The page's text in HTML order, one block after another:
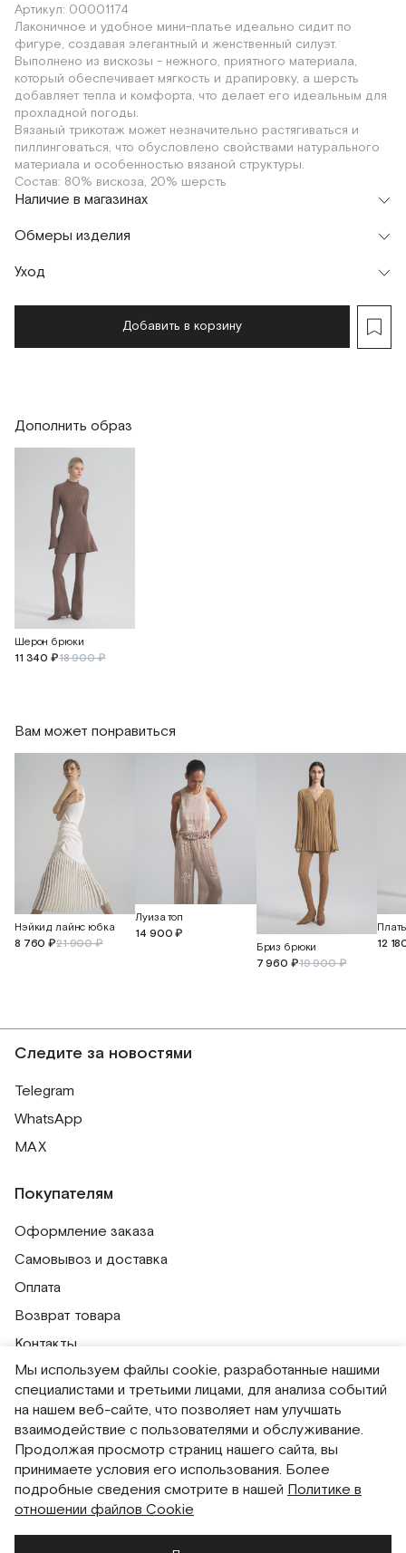
Артикул: 00001174
Лаконичное и удобное мини-платье идеально сидит по
фигуре, создавая элегантный и женственный силуэт.
Выполнено из вискозы - нежного, приятного материала,
который обеспечивает мягкость и драпировку, а шерсть
добавляет тепла и комфорта, что делает его идеальным для
прохладной погоды.
Вязаный трикотаж может незначительно растягиваться и
пиллинговаться, что обусловлено свойствами натурального
материала и особенностью вязаной структуры.
Состав: 80% вискоза, 20% шерсть
Наличие в магазинах
Шоурум
г. Москва, Малая Бронная 24/3
XSS
Обмеры изделия
Мерки, см
Уход
Добавить в корзину
Дополнить образ
Шерон брюки
11 340 ₽18 900 ₽
Вам может понравиться
Нэйкид лайнс юбка
8 760 ₽21 900 ₽
Луиза топ
14 900 ₽
Бриз брюки
7 960 ₽19 900 ₽
12
Следите за новостями
Telegram
WhatsApp
MAX
Покупателям
Оформление заказа
Самовывоз и доставка
Оплата
Возврат товара
Контакты
Публичная оферта
Политика обработки персональных данных
Политика использования сессионных файлов
Согласие на получение рассылок
Согласие на обработку персональных данных
Система привилегий
Мы используем файлы cookie, разработанные нашими
специалистами и третьими лицами, для анализа событий
на нашем веб-сайте, что позволяет нам улучшать
взаимодействие с пользователями и обслуживание.
Продолжая просмотр страниц нашего сайта, вы
принимаете условия его использования. Более
подробные сведения смотрите в нашей Политике в
отношении файлов Cookie